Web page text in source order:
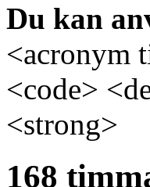
Du kan
<acronym
<code>
<strong>
168